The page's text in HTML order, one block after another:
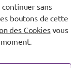
continuer sans
boutons de cette
des Cookiesvous